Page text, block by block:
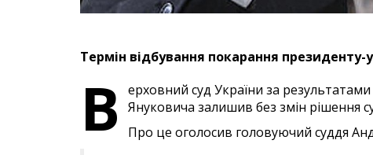
Термін відбування покарання президенту-
В
ерховний суд України за
Януковича залишив без змін рішення
Про це оголосив головуючий суддя